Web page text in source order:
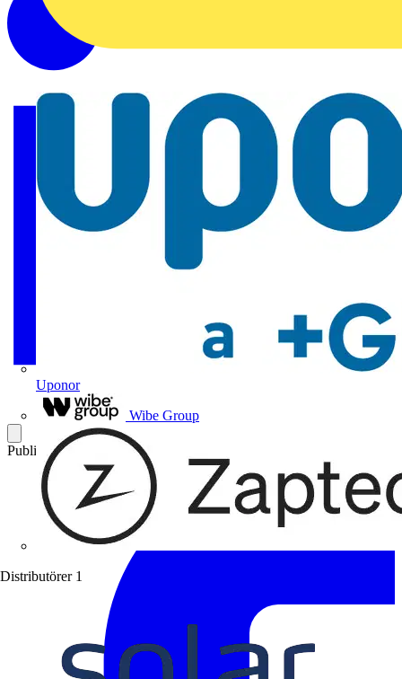
Uponor
Wibe Group
Distributörer 1
Publicerad: 6 mars 2008